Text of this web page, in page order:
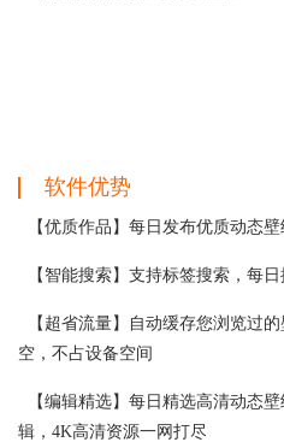
软件优势
【优质作品】每日发布优质动态壁
【智能搜索】支持标签搜索，每
【超省流量】自动缓存您浏览过
空，不占设备空间
【编辑精选】每日精选高清动态
辑，4K高清资源一网打尽